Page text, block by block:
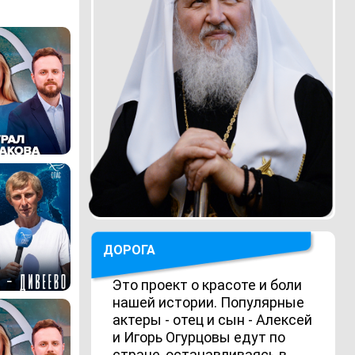
ДОРОГА
Это проект о красоте и боли
нашей истории. Популярные
актеры - отец и сын - Алексей
и Игорь Огурцовы едут по